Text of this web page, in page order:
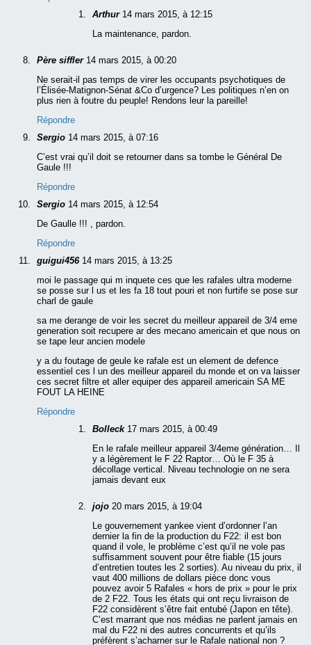
Arthur 14 mars 2015, à 12:15
La maintenance, pardon.
Père siffler 14 mars 2015, à 00:20
Ne serait-il pas temps de virer les occupants psychotiques de
l’Élisée-Matignon-Sénat &Co d’urgence? Les politiques n’en on
plus rien à foutre du peuple! Rendons leur la pareille!
Répondre
Sergio 14 mars 2015, à 07:16
C’est vrai qu’il doit se retourner dans sa tombe le Général De
Gaule !!!
Répondre
Sergio 14 mars 2015, à 12:54
De Gaulle !!! , pardon.
Répondre
guigui456 14 mars 2015, à 13:25
moi le passage qui m inquete ces que les rafales ultra moderne
se posse sur l us et les fa 18 tout pouri et non furtife se pose sur
charl de gaule
sa me derange de voir les secret du meilleur appareil de 3/4 eme
generation soit recupere ar des mecano americain et que nous on
se tape leur ancien modele
y a du foutage de geule ke rafale est un element de defence
essentiel ces l un des meilleur appareil du monde et on va laisser
ces secret filtre et aller equiper des appareil americain SA ME
FOUT LA HEINE
Répondre
Bolleck 17 mars 2015, à 00:49
En le rafale meilleur appareil 3/4eme génération… Il
y a légèrement le F 22 Raptor… Où le F 35 à
décollage vertical. Niveau technologie on ne sera
jamais devant eux
jojo 20 mars 2015, à 19:04
Le gouvernement yankee vient d’ordonner l’an
dernier la fin de la production du F22: il est bon
quand il vole, le problème c’est qu’il ne vole pas
suffisamment souvent pour être fiable (15 jours
d’entretien toutes les 2 sorties). Au niveau du prix, il
vaut 400 millions de dollars pièce donc vous
pouvez avoir 5 Rafales « hors de prix » pour le prix
de 2 F22. Tous les états qui ont reçu livraison de
F22 considèrent s’être fait entubé (Japon en tête).
C’est marrant que nos médias ne parlent jamais en
mal du F22 ni des autres concurrents et qu’ils
préfèrent s’acharner sur le Rafale national non ?